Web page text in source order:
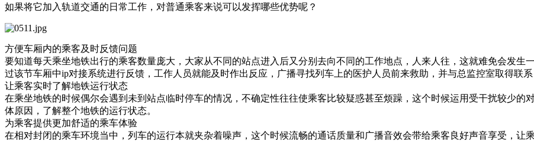
如果将它加入轨道交通的日常工作，对普通乘客来说可以发挥哪些优势呢？
方便车厢内的乘客及时反馈问题
要知道每天乘坐地铁出行的乘客数量庞大，大家从不同的站点进入后又分别去向不同的工作地点，人来人往，这就难免会发生
过该节车厢中ip对接系统进行反馈，工作人员就能及时作出反应，广播寻找列车上的医护人员前来救助，并与总监控室取得联
让乘客实时了解地铁运行状态
在乘坐地铁的时候偶尔会遇到未到站点临时停车的情况，不确定性往往使乘客比较疑惑甚至烦躁，这个时候运用受干扰较少的
体原因，了解整个地铁的运行状态。
为乘客提供更加舒适的乘车体验
在相对封闭的乘车环境当中，列车的运行本就夹杂着噪声，这个时候流畅的通话质量和广播音效会带给乘客良好声音享受，让